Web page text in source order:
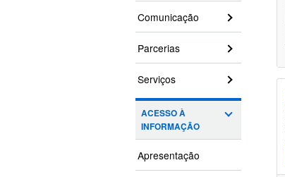
Comunicação
Parcerias
Serviços
ACESSO À
INFORMAÇÃO
Apresentação